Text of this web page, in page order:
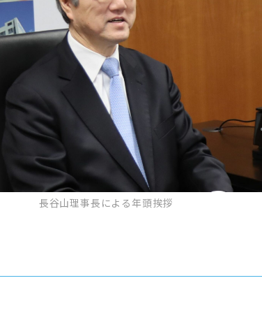
長谷山理事長による年頭挨拶